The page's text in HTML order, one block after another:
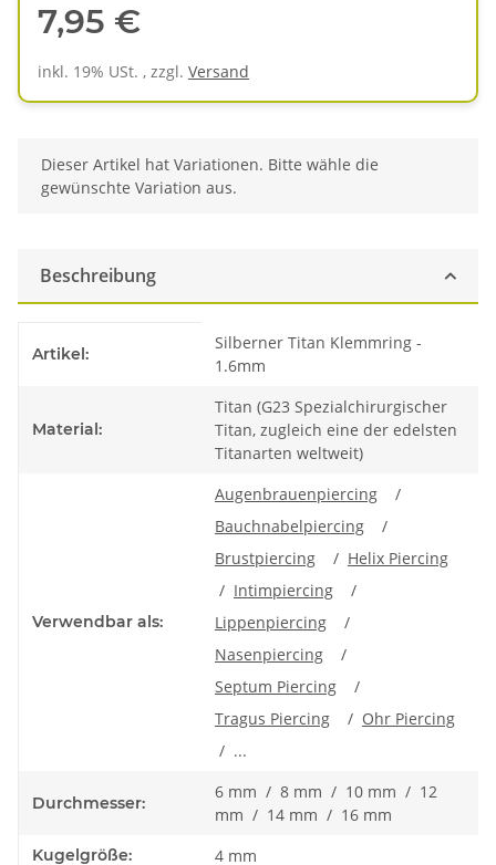
7,95 €
inkl. 19% USt. , zzgl. Versand
x
Dieser Artikel hat Variationen. Bitte wähle die
gewünschte Variation aus.
Beschreibung
Artikel:
Silberner Titan Klemmring -
1.6mm
Material:
Titan (G23 Spezialchirurgischer
Titan, zugleich eine der edelsten
Titanarten weltweit)
Verwendbar als:
Augenbrauenpiercing
/
Bauchnabelpiercing
/
Brustpiercing
/ Helix Piercing
/ Intimpiercing
/
Lippenpiercing
/
Nasenpiercing
/
Septum Piercing
/
Tragus Piercing
/ Ohr Piercing
/ ...
Durchmesser:
6 mm / 8 mm / 10 mm / 12
mm / 14 mm / 16 mm
Kugelgröße: 4 mm